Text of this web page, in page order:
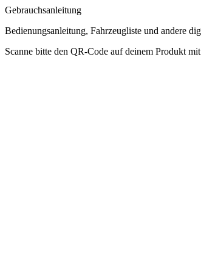
Gebrauchsanleitung
Bedienungsanleitung, Fahrzeugliste und andere
Scanne bitte den QR-Code auf deinem Produkt